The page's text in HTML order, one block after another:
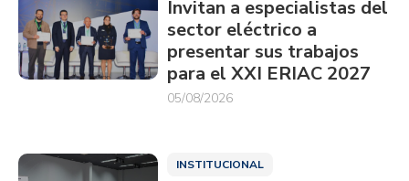
Invitan a especialistas del
sector eléctrico a
presentar sus trabajos
para el XXI ERIAC 2027
05/08/2026
INSTITUCIONAL